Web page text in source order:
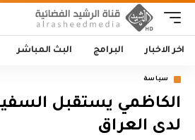
اخر الاخبار البرامج البث المباشر
سياسة
الكاظمي يستقبل
لدى العراق